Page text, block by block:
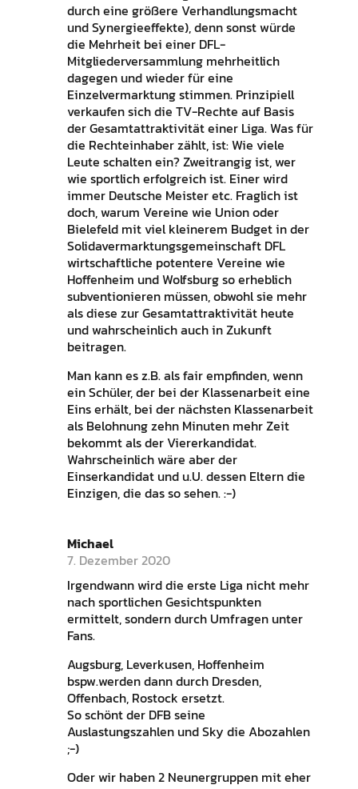
durch eine größere Verhandlungsmacht
und Synergieeffekte), denn sonst würde
die Mehrheit bei einer DFL-
Mitgliederversammlung mehrheitlich
dagegen und wieder für eine
Einzelvermarktung stimmen. Prinzipiell
verkaufen sich die TV-Rechte auf Basis
der Gesamtattraktivität einer Liga. Was für
die Rechteinhaber zählt, ist: Wie viele
Leute schalten ein? Zweitrangig ist, wer
wie sportlich erfolgreich ist. Einer wird
immer Deutsche Meister etc. Fraglich ist
doch, warum Vereine wie Union oder
Bielefeld mit viel kleinerem Budget in der
Solidavermarktungsgemeinschaft DFL
wirtschaftliche potentere Vereine wie
Hoffenheim und Wolfsburg so erheblich
subventionieren müssen, obwohl sie mehr
als diese zur Gesamtattraktivität heute
und wahrscheinlich auch in Zukunft
beitragen.
Man kann es z.B. als fair empfinden, wenn
ein Schüler, der bei der Klassenarbeit eine
Eins erhält, bei der nächsten Klassenarbeit
als Belohnung zehn Minuten mehr Zeit
bekommt als der Viererkandidat.
Wahrscheinlich wäre aber der
Einserkandidat und u.U. dessen Eltern die
Einzigen, die das so sehen. :-)
Michael
7. Dezember 2020
Irgendwann wird die erste Liga nicht mehr
nach sportlichen Gesichtspunkten
ermittelt, sondern durch Umfragen unter
Fans.
Augsburg, Leverkusen, Hoffenheim
bspw.werden dann durch Dresden,
Offenbach, Rostock ersetzt.
So schönt der DFB seine
Auslastungszahlen und Sky die Abozahlen
;-)
Oder wir haben 2 Neunergruppen mit eher